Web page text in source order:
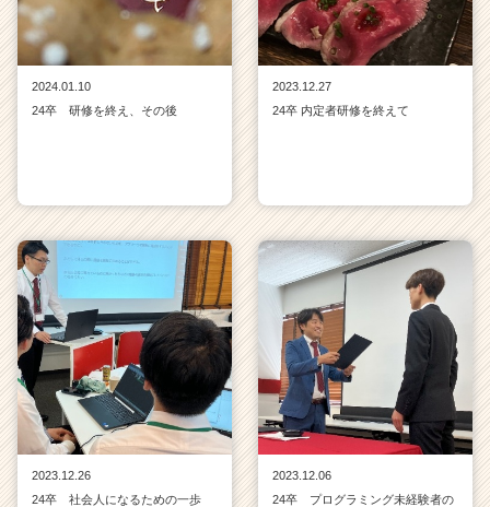
2024.01.10
24卒 研修を終え、その後
2023.12.27
24卒 内定者研修を終えて
2023.12.26
24卒 社会人になるための一歩
2023.12.06
24卒 プログラミング未経験者の